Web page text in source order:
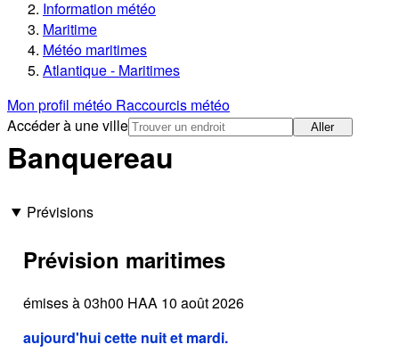
Information météo
Maritime
Météo maritimes
Atlantique - Maritimes
Mon profil météo Raccourcis météo
Accéder à une ville
Aller
Banquereau
Prévisions
Prévision maritimes
émises à 03h00 HAA 10 août 2026
aujourd'hui cette nuit et mardi.